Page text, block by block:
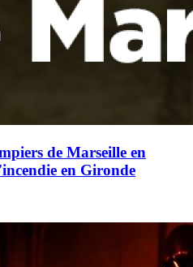
de Marseille en
en Gironde